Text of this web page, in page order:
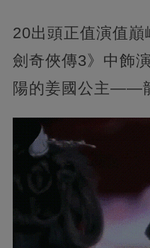
20出頭正值演值
劍奇俠傳3》中飾
陽的姜國公主——